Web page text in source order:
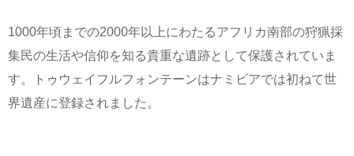
1000年頃までの2000年以上にわたるアフリカ南部の狩猟採
集民の生活や信仰を知る貴重な遺跡として保護されていま
す。トゥウェイフルフォンテーンはナミビアでは初ねて世
界遺産に登録されました。